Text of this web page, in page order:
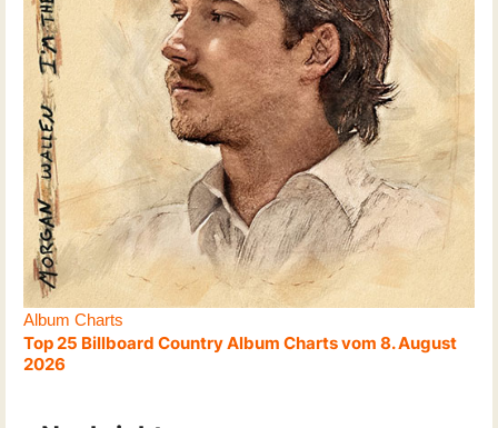
Album Charts
Top 25 Billboard Country Album Charts vom 8. August
2026